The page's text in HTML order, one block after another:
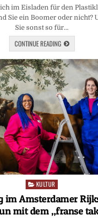
im Eisladen für den
Sie ein Boomer oder nicht?
Sie sonst so für…
CONTINUE READING
Posted
KULTUR
im Amsterdamer
mit dem „franse